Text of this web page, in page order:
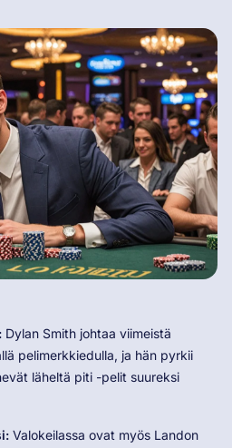
Dylan Smith johtaa viimeistä
pelimerkkiedulla, ja hän pyrkii
läheltä piti -pelit suureksi
Valokeilassa ovat myös Landon